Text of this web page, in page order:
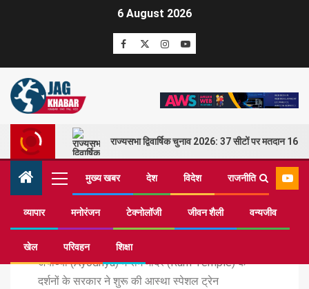
6 August 2026
राज्यसभा द्विवार्षिक चुनाव 2026: 37 सीटों पर मतदान 16
मुख्य खबर देश विदेश राजनीति
व्यापार मनोरंजन टेक्नोलॉजी जीवन शैली वन्यजीव
खेल परिवहन शिक्षा
Home
यात्रा
अयोध्या (Ayodhya) में राम मंदिर (Ram Temple) के
दर्शनों के सरकार ने शुरू की आस्था स्पेशल ट्रेन